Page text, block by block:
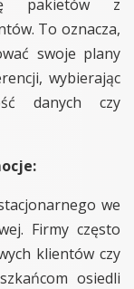
pakietów z
To oznacza,
swoje plany
wybierając
danych czy
we
Firmy często
klientów czy
osiedli